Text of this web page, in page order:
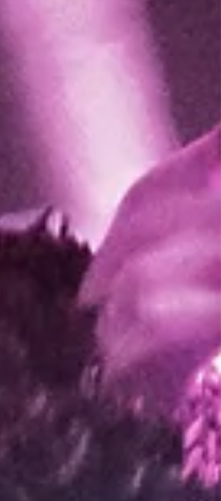
explicar y fácil de sentir Desde la mañanael jardín se
artesanos desplegando belleza en forma de cerámica,